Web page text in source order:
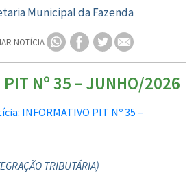
Municipal da Fazenda
NOTÍCIA
PIT Nº 35 – JUNHO/2026
TRIBUTÁRIA)